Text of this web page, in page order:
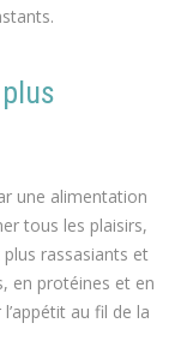
une alimentation
tous les plaisirs,
rassasiants et
en protéines et en
au fil de la